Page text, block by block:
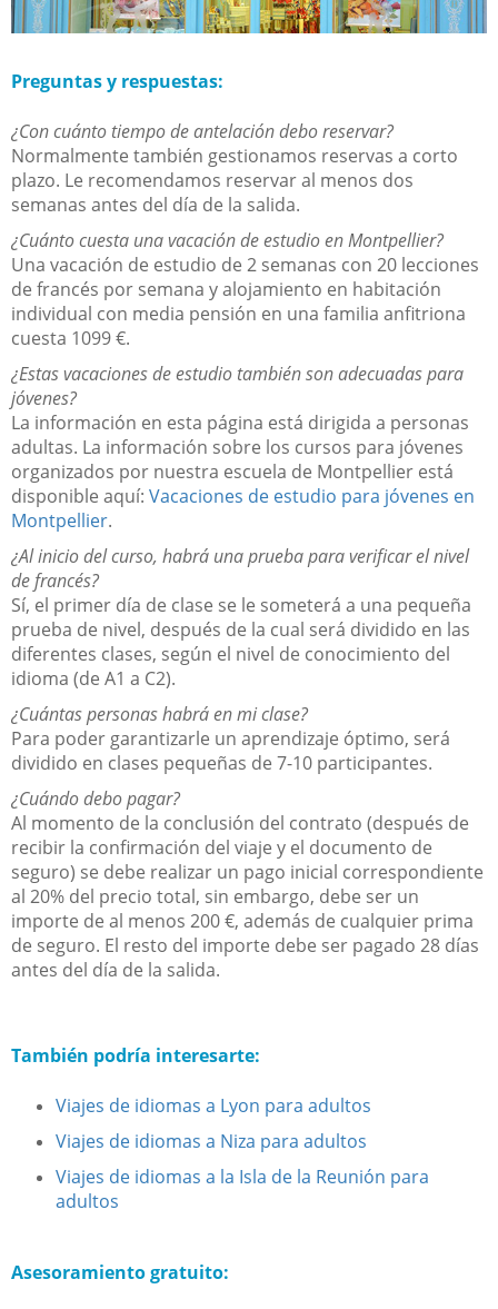
Preguntas y respuestas:
¿Con cuánto tiempo de antelación debo reservar?
Normalmente también gestionamos reservas a corto
plazo. Le recomendamos reservar al menos dos
semanas antes del día de la salida.
¿Cuánto cuesta una vacación de estudio en Montpellier?
Una vacación de estudio de 2 semanas con 20 lecciones
de francés por semana y alojamiento en habitación
individual con media pensión en una familia anfitriona
cuesta 1099 €.
¿Estas vacaciones de estudio también son adecuadas para
jóvenes?
La información en esta página está dirigida a personas
adultas. La información sobre los cursos para jóvenes
organizados por nuestra escuela de Montpellier está
disponible aquí: Vacaciones de estudio para jóvenes en
Montpellier.
¿Al inicio del curso, habrá una prueba para verificar el nivel
de francés?
Sí, el primer día de clase se le someterá a una pequeña
prueba de nivel, después de la cual será dividido en las
diferentes clases, según el nivel de conocimiento del
idioma (de A1 a C2).
¿Cuántas personas habrá en mi clase?
Para poder garantizarle un aprendizaje óptimo, será
dividido en clases pequeñas de 7-10 participantes.
¿Cuándo debo pagar?
Al momento de la conclusión del contrato (después de
recibir la confirmación del viaje y el documento de
seguro) se debe realizar un pago inicial correspondiente
al 20% del precio total, sin embargo, debe ser un
importe de al menos 200 €, además de cualquier prima
de seguro. El resto del importe debe ser pagado 28 días
antes del día de la salida.
También podría interesarte:
Viajes de idiomas a Lyon para adultos
Viajes de idiomas a Niza para adultos
Viajes de idiomas a la Isla de la Reunión para
adultos
Asesoramiento gratuito: